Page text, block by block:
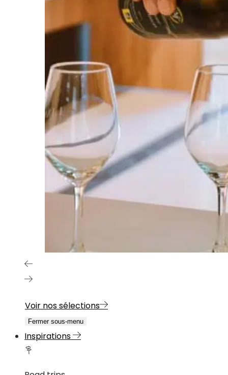
Voir nos sélections
Fermer sous-menu
Inspirations